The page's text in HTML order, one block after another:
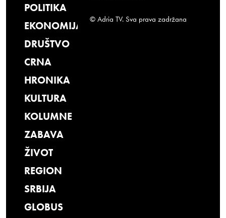
POLITIKA
EKONOMIJA
DRUŠTVO
CRNA
HRONIKA
KULTURA
KOLUMNE
ZABAVA
ŽIVOT
REGION
SRBIJA
GLOBUS
© Adria TV. Sva prava zadržana